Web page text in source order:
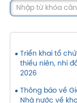
Triển khai tổ
thiếu niên, nhi
2026
Thông báo về
Nhà nước về